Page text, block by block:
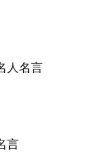
人名言
言